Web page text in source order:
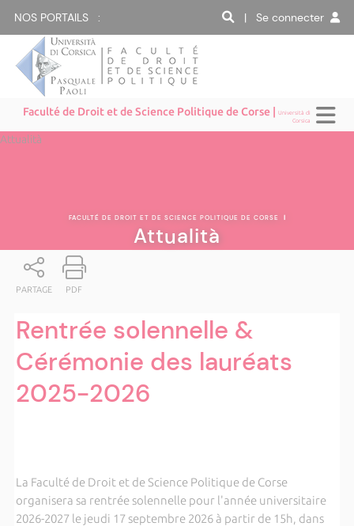
NOS PORTAILS : | Se connecter
Faculté de Droit et de Science Politique de Corse |Università di
Corsica
Attualità
FACULTÉ DE DROIT ET DE SCIENCE POLITIQUE DE CORSE |
Attualità
PARTAGE PDF
Rentrée solennelle &
Cérémonie des lauréats
2025-2026
La Faculté de Droit et de Science Politique de Corse
organisera sa rentrée solennelle pour l'année universitaire
2026-2027 le jeudi 17 septembre 2026 à partir de 15h, dans